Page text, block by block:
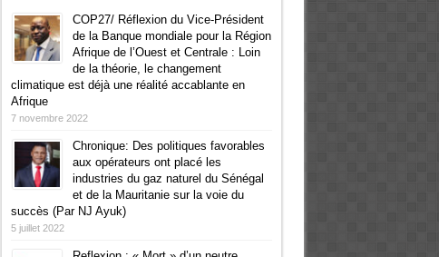
COP27/ Réflexion du Vice-Président
de la Banque mondiale pour la Région
Afrique de l’Ouest et Centrale : Loin
de la théorie, le changement
climatique est déjà une réalité accablante en
Afrique
7 novembre 2022
Chronique: Des politiques favorables
aux opérateurs ont placé les
industries du gaz naturel du Sénégal
et de la Mauritanie sur la voie du
succès (Par NJ Ayuk)
5 juillet 2022